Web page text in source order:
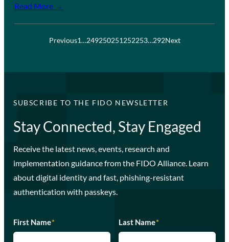
Read More →
Previous1…249250251252253…292Next
SUBSCRIBE TO THE FIDO NEWSLETTER
Stay Connected, Stay Engaged
Receive the latest news, events, research and
implementation guidance from the FIDO Alliance. Learn
about digital identity and fast, phishing-resistant
authentication with passkeys.
First Name* Last Name*